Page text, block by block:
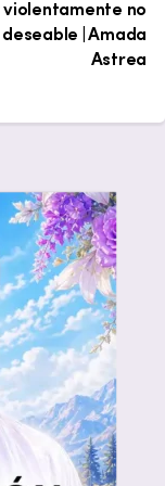
no
deseable | Amada
Astrea